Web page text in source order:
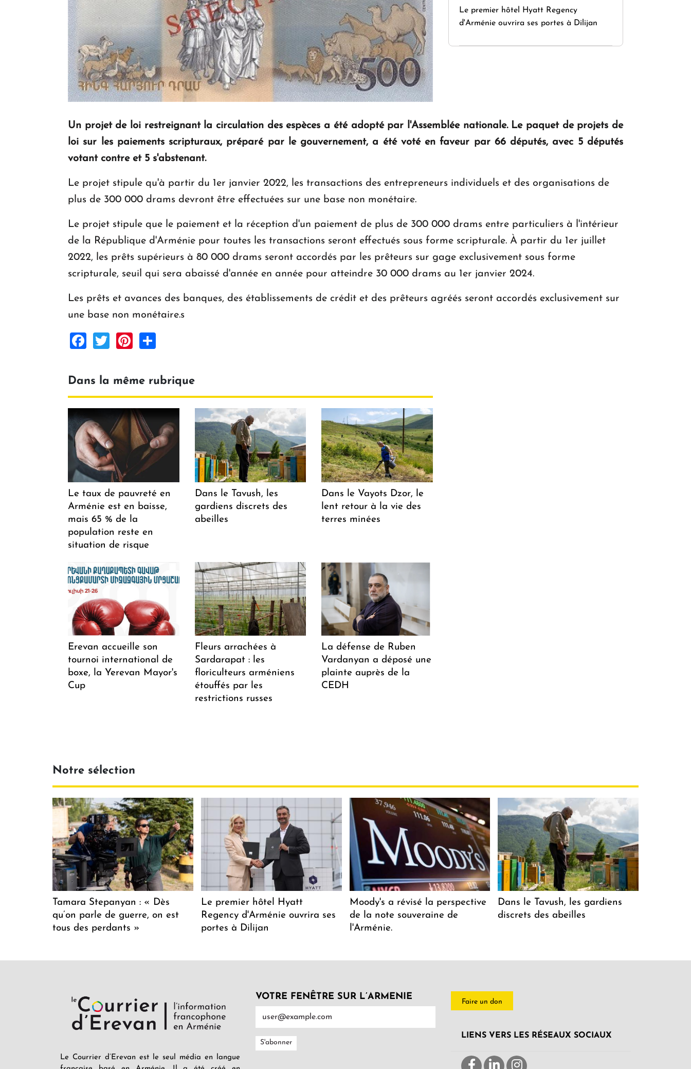
Le premier hôtel Hyatt Regency
d'Arménie ouvrira ses portes à Dilijan
Un projet de loi restreignant la circulation des espèces a été adopté par l'Assemblée nationale. Le paquet de projets de
loi sur les paiements scripturaux, préparé par le gouvernement, a été voté en faveur par 66 députés, avec 5 députés
votant contre et 5 s'abstenant.
Le projet stipule qu'à partir du 1er janvier 2022, les transactions des entrepreneurs individuels et des organisations de
plus de 300 000 drams devront être effectuées sur une base non monétaire.
Le projet stipule que le paiement et la réception d'un paiement de plus de 300 000 drams entre particuliers à l'intérieur
de la République d'Arménie pour toutes les transactions seront effectués sous forme scripturale. À partir du 1er juillet
2022, les prêts supérieurs à 80 000 drams seront accordés par les prêteurs sur gage exclusivement sous forme
scripturale, seuil qui sera abaissé d'année en année pour atteindre 30 000 drams au 1er janvier 2024.
Les prêts et avances des banques, des établissements de crédit et des prêteurs agréés seront accordés exclusivement sur
une base non monétaire.s
Facebook
TwitterPinterest
Dans la même rubrique
Le taux de pauvreté en
Arménie est en baisse,
mais 65 % de la
population reste en
situation de risque
Dans le Tavush, les
gardiens discrets des
abeilles
Dans le Vayots Dzor, le
lent retour à la vie des
terres minées
Erevan accueille son
tournoi international de
boxe, la Yerevan Mayor's
Cup
Fleurs arrachées à
Sardarapat : les
floriculteurs arméniens
étouffés par les
restrictions russes
La défense de Ruben
Vardanyan a déposé une
plainte auprès de la
CEDH
Notre sélection
Tamara Stepanyan : « Dès
qu’on parle de guerre, on est
tous des perdants »
Le premier hôtel Hyatt
Regency d'Arménie ouvrira ses
portes à Dilijan
Moody's a révisé la perspective
de la note souveraine de
l'Arménie.
Dans le Tavush, les gardiens
discrets des abeilles
Le Courrier d’Erevan est le seul média en langue
VOTRE FENÊTRE SUR L’ARMENIE
Faire un don
LIENS VERS LES RÉSEAUX SOCIAUX